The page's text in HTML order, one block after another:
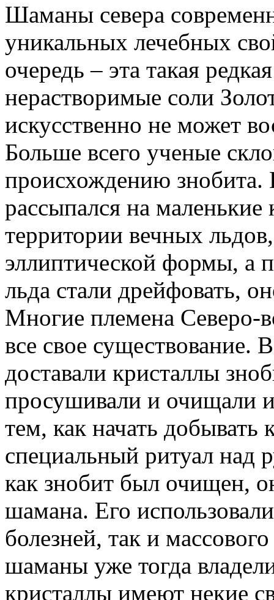
Шаманы севера
уникальных лечебных
очередь – эта такая
нерастворимые соли
искусственно не может
Больше всего ученые
происхождению знобита.
рассыпался на
территории вечных
эллиптической формы, а
льда стали дрейфовать,
Многие племена Северо-
все свое существование.
доставали кристаллы
просушивали и очищали
тем, как начать
специальный ритуал над
как знобит был очищен,
шамана. Его
болезней, так и
шаманы уже тогда
кристаллы имеют некие